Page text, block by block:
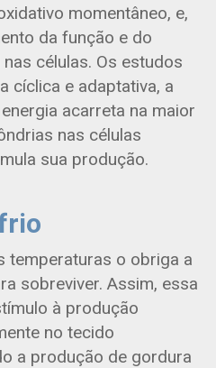
momentâneo, e,
da função e do
células. Os estudos
cíclica e adaptativa, a
acarreta na maior
nas células
sua produção.
temperaturas o obriga a
sobreviver. Assim, essa
à produção
no tecido
a produção de gordura